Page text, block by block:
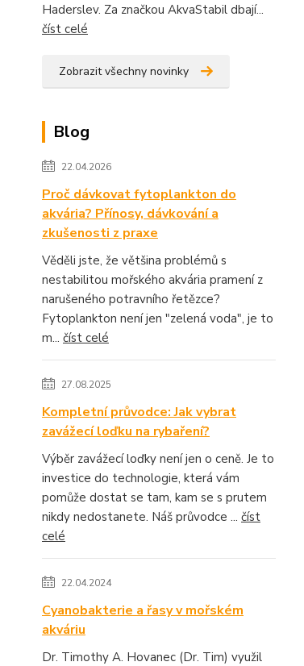
Haderslev. Za značkou AkvaStabil dbají...
číst celé
Zobrazit všechny novinky
Blog
22.04.2026
Proč dávkovat fytoplankton do
akvária? Přínosy, dávkování a
zkušenosti z praxe
Věděli jste, že většina problémů s
nestabilitou mořského akvária pramení z
narušeného potravního řetězce?
Fytoplankton není jen "zelená voda", je to
m... číst celé
27.08.2025
Kompletní průvodce: Jak vybrat
zavážecí loďku na rybaření?
Výběr zavážecí loďky není jen o ceně. Je to
investice do technologie, která vám
pomůže dostat se tam, kam se s prutem
nikdy nedostanete. Náš průvodce ... číst
celé
22.04.2024
Cyanobakterie a řasy v mořském
akváriu
Dr. Timothy A. Hovanec (Dr. Tim) využil